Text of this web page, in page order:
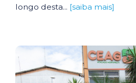
longo desta... [saiba mais]